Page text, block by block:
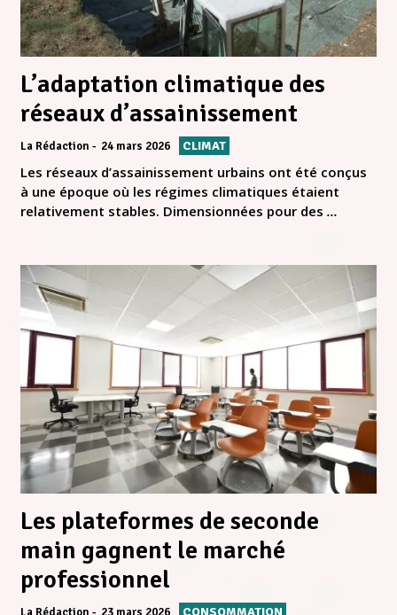
L’adaptation climatique des
réseaux d’assainissement
La Rédaction 24 mars 2026 CLIMAT
Les réseaux d’assainissement urbains ont été conçus
à une époque où les régimes climatiques étaient
relativement stables. Dimensionnées pour des ...
Les plateformes de seconde
main gagnent le marché
professionnel
La Rédaction 23 mars 2026 CONSOMMATION